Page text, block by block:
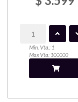
Min. Vta.: 1
Max Vta: 100000